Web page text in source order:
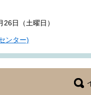
日（土曜日）
ンター)